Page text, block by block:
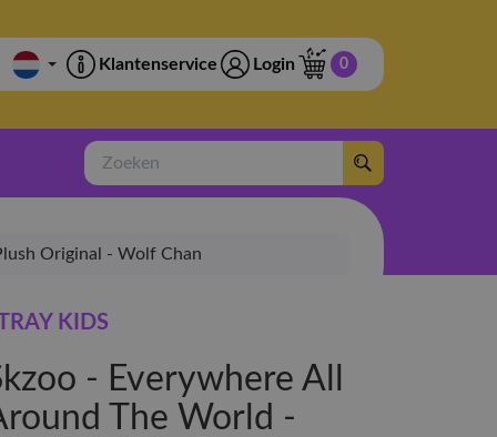
Klantenservice Login 0
Zoeken
Original - Wolf Chan
KIDS
- Everywhere All
The World -